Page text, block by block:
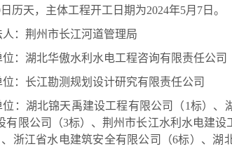
历天，主体工程开工日期为2024年5月7日。
：荆州市长江河道管理局
：湖北华傲水利水电工程咨询有限责任公司
：长江勘测规划设计研究有限责任公司
位：湖北锦天禹建设工程有限公司（1标）
有限公司（3标）、荆州市长江水利水电建
浙江省水电建筑安全有限公司（6标）、湖